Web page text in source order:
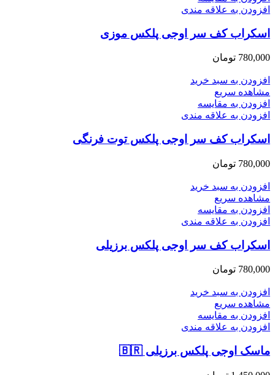
افزودن به علاقه مندی
اسکراب کف سر اوجی پلکس موزی
780,000 تومان
افزودن به سبد خرید
مشاهده سریع
افزودن به مقایسه
افزودن به علاقه مندی
اسکراب کف سر اوجی پلکس توت فرنگی
780,000 تومان
افزودن به سبد خرید
مشاهده سریع
افزودن به مقایسه
افزودن به علاقه مندی
اسکراب کف سر اوجی پلکس برزیلی
780,000 تومان
افزودن به سبد خرید
مشاهده سریع
افزودن به مقایسه
افزودن به علاقه مندی
ماسک اوجی پلکس برزیلی 🇧🇷